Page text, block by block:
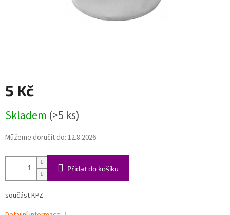
5 Kč
cena:
Skladem (>5 ks)
Můžeme doručit do: 12.8.2026
Přidat do košíku
součást KPZ